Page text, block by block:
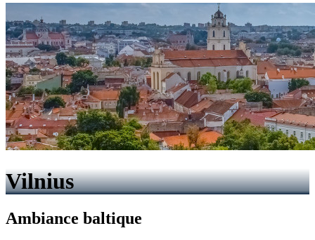
Vilnius
Ambiance baltique